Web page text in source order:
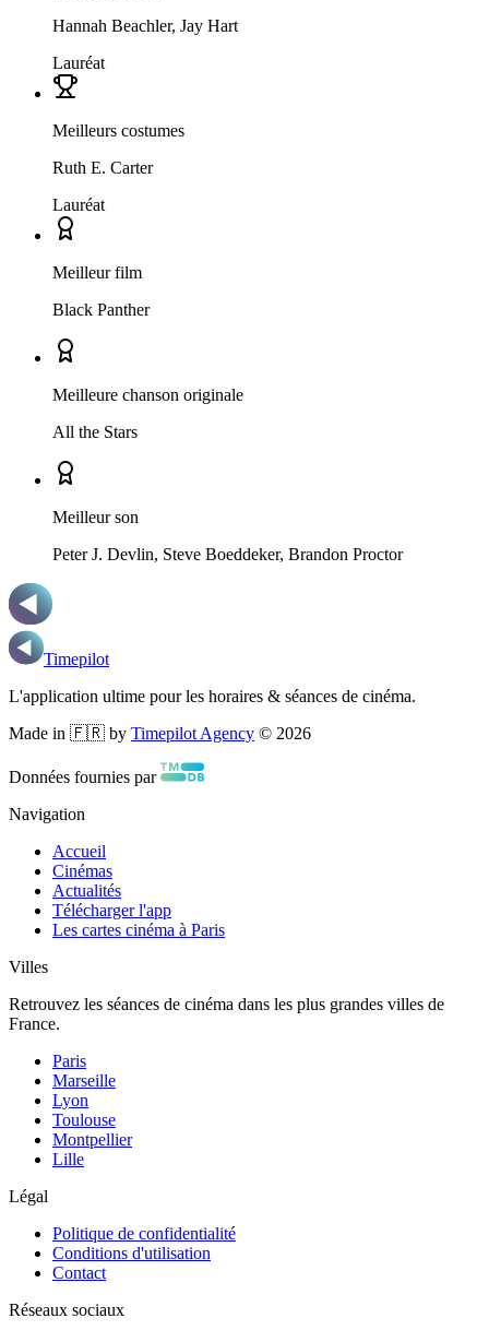
Hannah Beachler, Jay Hart
Lauréat
Meilleurs costumes
Ruth E. Carter
Lauréat
Meilleur film
Black Panther
Meilleure chanson originale
All the Stars
Meilleur son
Peter J. Devlin, Steve Boeddeker, Brandon Proctor
Timepilot
L'application ultime pour les horaires & séances de cinéma.
Made in 🇫🇷 by Timepilot Agency © 2026
Données fournies par
Navigation
Accueil
Cinémas
Actualités
Télécharger l'app
Les cartes cinéma à Paris
Villes
Retrouvez les séances de cinéma dans les plus grandes villes de
France.
Paris
Marseille
Lyon
Toulouse
Montpellier
Lille
Légal
Politique de confidentialité
Conditions d'utilisation
Contact
Réseaux sociaux